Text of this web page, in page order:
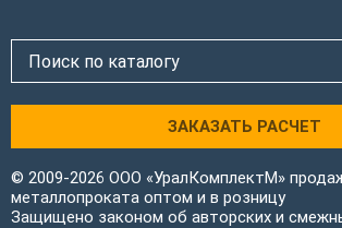
ЗАКАЗАТЬ РАСЧЕТ
© 2009-2026 ООО «УралКомплектМ»
металлопроката оптом и в розницу
Защищено законом об авторских и